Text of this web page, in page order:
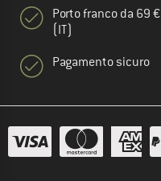
Porto franco da 69 €
(IT)
Pagamento sicuro